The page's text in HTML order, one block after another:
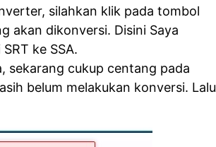
silahkan klik pada tombol
akan dikonversi. Disini Saya
ke SSA.
sekarang cukup centang pada
belum melakukan konversi. Lalu